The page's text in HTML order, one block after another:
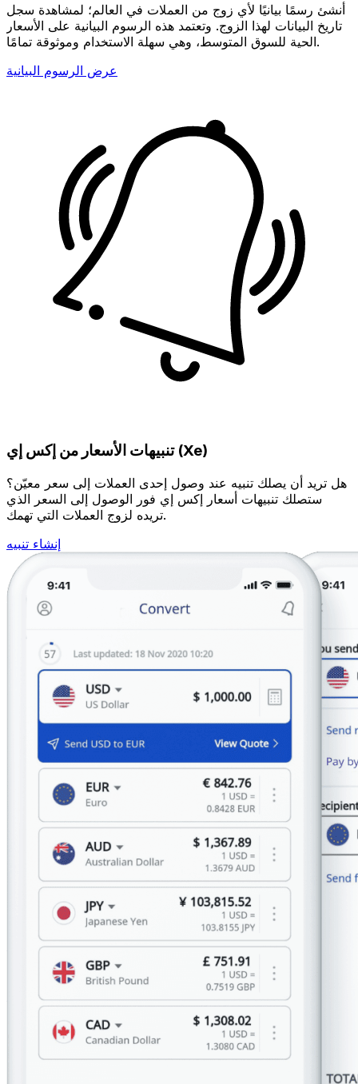
أنشئ رسمًا بيانيًا لأي زوج من العملات في العالم؛ لمشاهدة سجل
تاريخ البيانات لهذا الزوج. وتعتمد هذه الرسوم البيانية على الأسعار
الحية للسوق المتوسط، وهي سهلة الاستخدام وموثوقة تمامًا.
عرض الرسوم البيانية
تنبيهات الأسعار من إكس إي (Xe)
هل تريد أن يصلك تنبيه عند وصول إحدى العملات إلى سعر معيّن؟
ستصلك تنبيهات أسعار إكس إي فور الوصول إلى السعر الذي
تريده لزوج العملات التي تهمك.
إنشاء تنبيه